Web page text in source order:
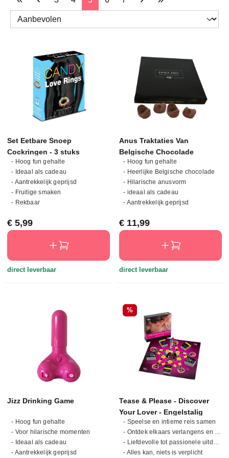
Set Eetbare Snoep
Cockringen - 3 stuks
- Hoog fun gehalte
- Ideaal als cadeau
- Aantrekkelijk geprijsd
- Fruitige smaken
- Rekbaar
Normale prijs:
€ 5,99
direct leverbaar
Anus Traktaties Van
Belgische Chocolade
- Hoog fun gehalte
- Heerlijke Belgische chocolade
- Hilarische anusvorm
- ideaal als cadeau
- Aantrekkelijk geprijsd
Normale prijs:
€ 11,99
direct leverbaar
Jizz Drinking Game
- Hoog fun gehalte
- Voor hilarische momenten
- Ideaal als cadeau
- Aantrekkelijk geprijsd
Korting
%
Tease & Please - Discover
Your Lover - Engelstalig
- Speelse en intieme reis samen
- Ontdek elkaars verlangens en fantasieën
- Liefdevolle tot passionele uitdagingen
- Alles kan, niets is verplicht